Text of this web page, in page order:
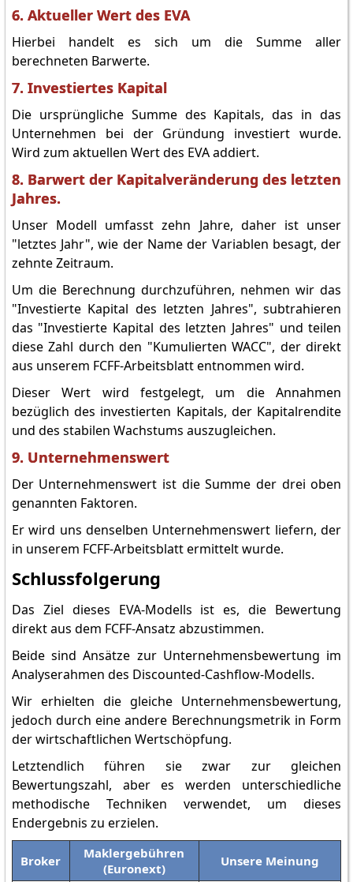
6. Aktueller Wert des EVA
Hierbei handelt es sich um die Summe aller
berechneten Barwerte.
7. Investiertes Kapital
Die ursprüngliche Summe des Kapitals, das in das
Unternehmen bei der Gründung investiert wurde.
Wird zum aktuellen Wert des EVA addiert.
8. Barwert der Kapitalveränderung des letzten
Jahres.
Unser Modell umfasst zehn Jahre, daher ist unser
"letztes Jahr", wie der Name der Variablen besagt, der
zehnte Zeitraum.
Um die Berechnung durchzuführen, nehmen wir das
"Investierte Kapital des letzten Jahres", subtrahieren
das "Investierte Kapital des letzten Jahres" und teilen
diese Zahl durch den "Kumulierten WACC", der direkt
aus unserem FCFF-Arbeitsblatt entnommen wird.
Dieser Wert wird festgelegt, um die Annahmen
bezüglich des investierten Kapitals, der Kapitalrendite
und des stabilen Wachstums auszugleichen.
9. Unternehmenswert
Der Unternehmenswert ist die Summe der drei oben
genannten Faktoren.
Er wird uns denselben Unternehmenswert liefern, der
in unserem FCFF-Arbeitsblatt ermittelt wurde.
Schlussfolgerung
Das Ziel dieses EVA-Modells ist es, die Bewertung
direkt aus dem FCFF-Ansatz abzustimmen.
Beide sind Ansätze zur Unternehmensbewertung im
Analyserahmen des Discounted-Cashflow-Modells.
Wir erhielten die gleiche Unternehmensbewertung,
jedoch durch eine andere Berechnungsmetrik in Form
der wirtschaftlichen Wertschöpfung.
Letztendlich führen sie zwar zur gleichen
Bewertungszahl, aber es werden unterschiedliche
methodische Techniken verwendet, um dieses
Endergebnis zu erzielen.
Broker
Maklergebühren
(Euronext)
Unsere Meinung